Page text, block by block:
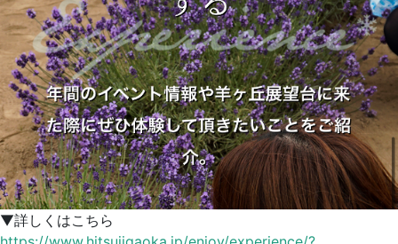
▼詳しくはこちら